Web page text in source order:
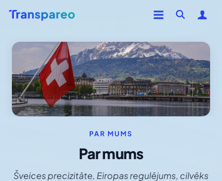
PAR MUMS
Par mums
Šveices precizitāte, Eiropas regulējums, cilvēks